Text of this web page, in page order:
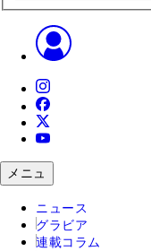
メニュ
ニュース
グラビア
連載コラム